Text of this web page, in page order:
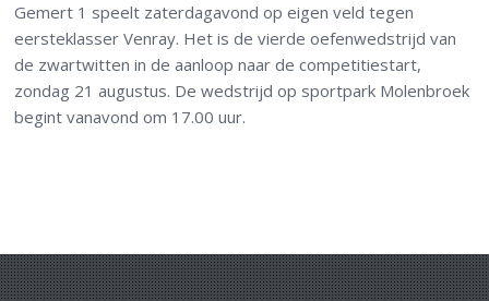
Gemert 1 speelt zaterdagavond op eigen veld tegen
eersteklasser Venray. Het is de vierde oefenwedstrijd van
de zwartwitten in de aanloop naar de competitiestart,
zondag 21 augustus. De wedstrijd op sportpark Molenbroek
begint vanavond om 17.00 uur.